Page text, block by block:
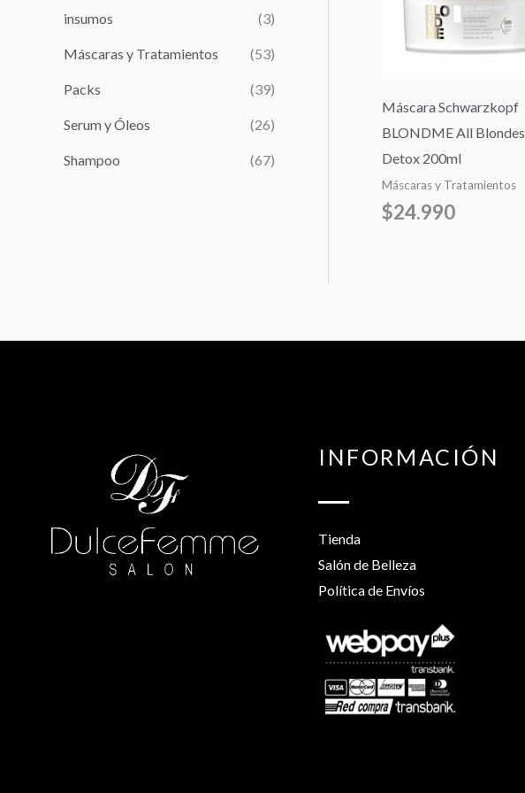
insumos (3)
Máscaras y Tratamientos (53)
Packs (39)
Serum y Óleos (26)
Shampoo (67)
Máscara Schwarzkopf
BLONDME All Blondes
Detox 200ml
Máscaras y Tratamientos
$24.990
INFORMACIÓN
Tienda
Salón de Belleza
Política de Envíos